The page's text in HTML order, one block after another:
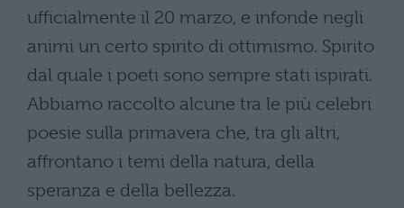
ufficialmente il 20 marzo, e infonde negli
animi un certo spirito di ottimismo. Spirito
dal quale i poeti sono sempre stati ispirati.
Abbiamo raccolto alcune tra le più celebri
poesie sulla primavera che, tra gli altri,
affrontano i temi della natura, della
speranza e della bellezza.